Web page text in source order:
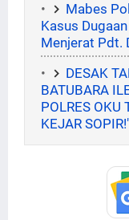
Mabes
Kasus
Menjerat Pdt.
DESAK
BATUBARA
POLRES OKU
KEJAR